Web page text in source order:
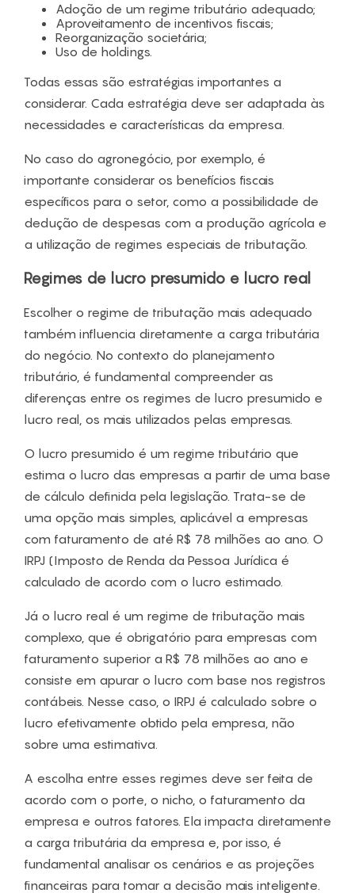
Adoção de um regime tributário adequado;
Aproveitamento de incentivos fiscais;
Reorganização societária;
Uso de holdings.
Todas essas são estratégias importantes a
considerar. Cada estratégia deve ser adaptada às
necessidades e características da empresa.
No caso do agronegócio, por exemplo, é
importante considerar os benefícios fiscais
específicos para o setor, como a possibilidade de
dedução de despesas com a produção agrícola e
a utilização de regimes especiais de tributação.
Regimes de lucro presumido e lucro real
Escolher o regime de tributação mais adequado
também influencia diretamente a carga tributária
do negócio. No contexto do planejamento
tributário, é fundamental compreender as
diferenças entre os regimes de lucro presumido e
lucro real, os mais utilizados pelas empresas.
O lucro presumido é um regime tributário que
estima o lucro das empresas a partir de uma base
de cálculo definida pela legislação. Trata-se de
uma opção mais simples, aplicável a empresas
com faturamento de até R$ 78 milhões ao ano. O
IRPJ (Imposto de Renda da Pessoa Jurídica é
calculado de acordo com o lucro estimado.
Já o lucro real é um regime de tributação mais
complexo, que é obrigatório para empresas com
faturamento superior a R$ 78 milhões ao ano e
consiste em apurar o lucro com base nos registros
contábeis. Nesse caso, o IRPJ é calculado sobre o
lucro efetivamente obtido pela empresa, não
sobre uma estimativa.
A escolha entre esses regimes deve ser feita de
acordo com o porte, o nicho, o faturamento da
empresa e outros fatores. Ela impacta diretamente
a carga tributária da empresa e, por isso, é
fundamental analisar os cenários e as projeções
financeiras para tomar a decisão mais inteligente.